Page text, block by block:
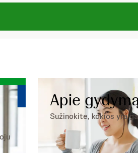
Apie
Sužinokite, kokios yra